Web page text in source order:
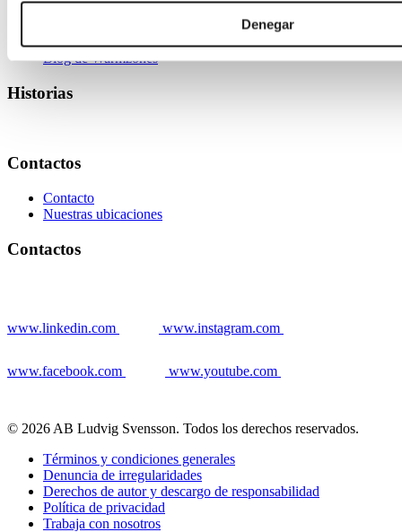
Denegar
Noticias
Blog de Warmzones
Historias
Contactos
Contacto
Nuestras ubicaciones
Contactos
www.linkedin.com www.instagram.com
www.facebook.com www.youtube.com
© 2026 AB Ludvig Svensson. Todos los derechos reservados.
Términos y condiciones generales
Denuncia de irregularidades
Derechos de autor y descargo de responsabilidad
Política de privacidad
Trabaja con nosotros